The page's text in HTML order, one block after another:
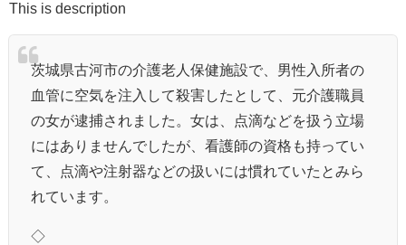
This is description
茨城県古河市の介護老人保健施設で、男性入所者の
血管に空気を注入して殺害したとして、元介護職員
の女が逮捕されました。女は、点滴などを扱う立場
にはありませんでしたが、看護師の資格も持ってい
て、点滴や注射器などの扱いには慣れていたとみら
れています。
◇